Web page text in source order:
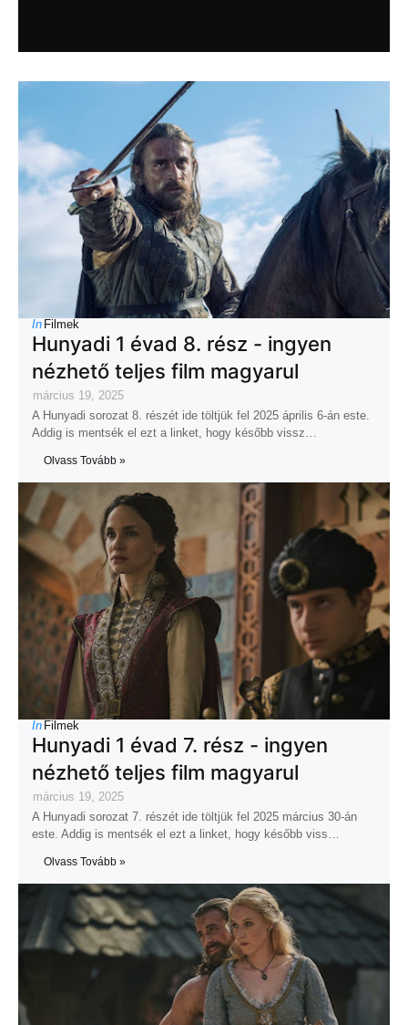
In Filmek
Hunyadi 1 évad 8. rész - ingyen
nézhető teljes film magyarul
március 19, 2025
A Hunyadi sorozat 8. részét ide töltjük fel 2025 április 6-án este.
Addig is mentsék el ezt a linket, hogy később vissz…
Olvass Tovább »
In Filmek
Hunyadi 1 évad 7. rész - ingyen
nézhető teljes film magyarul
március 19, 2025
A Hunyadi sorozat 7. részét ide töltjük fel 2025 március 30-án
este. Addig is mentsék el ezt a linket, hogy később viss…
Olvass Tovább »